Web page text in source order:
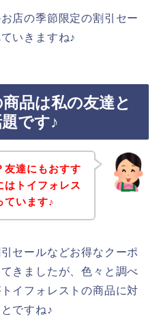
店の季節限定の割引セー
いきますね♪
品は私の友達と
です♪
友達にもおすす
はトイフォレス
ています♪
セールなどお得なクーポ
きましたが、色々と調べ
イフォレストの商品に対
ですね♪